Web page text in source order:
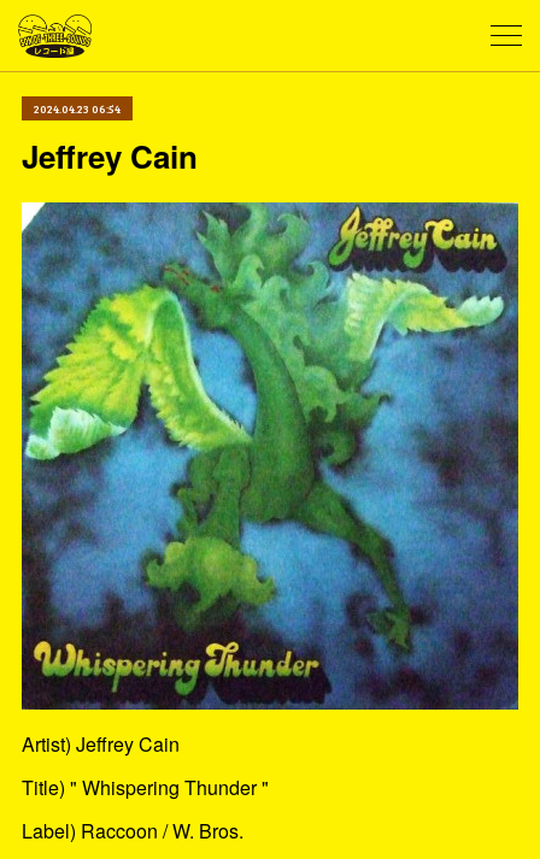
2024.04.23 06:54
Jeffrey Cain
Artist) Jeffrey Cain
Title) " Whispering Thunder "
Label) Raccoon / W. Bros.